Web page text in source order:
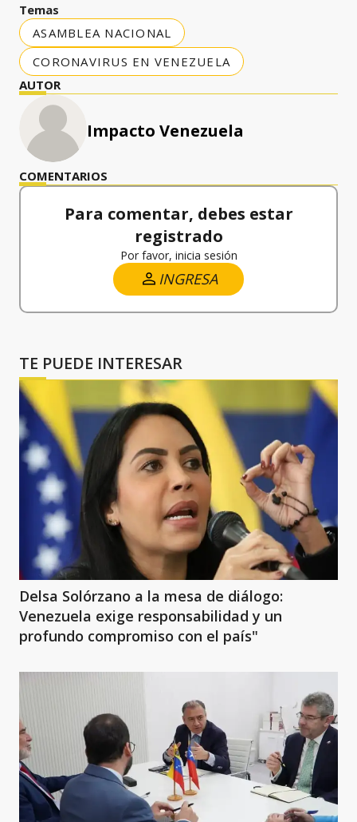
Temas
ASAMBLEA NACIONAL
CORONAVIRUS EN VENEZUELA
AUTOR
Impacto Venezuela
COMENTARIOS
Para comentar, debes estar
registrado
Por favor, inicia sesión
INGRESA
TE PUEDE INTERESAR
Delsa Solórzano a la mesa de diálogo:
Venezuela exige responsabilidad y un
profundo compromiso con el país"